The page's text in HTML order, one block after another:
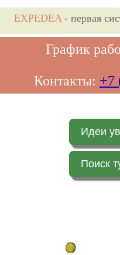
EXPEDEA- первая
График
Контакты: +7
Идеи
Поиск